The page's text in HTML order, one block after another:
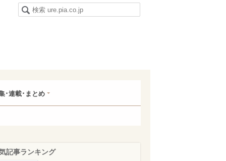
･連載･まとめ
記事ランキング